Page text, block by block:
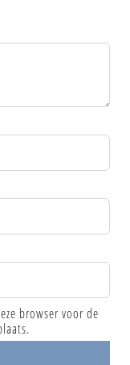
browser voor de